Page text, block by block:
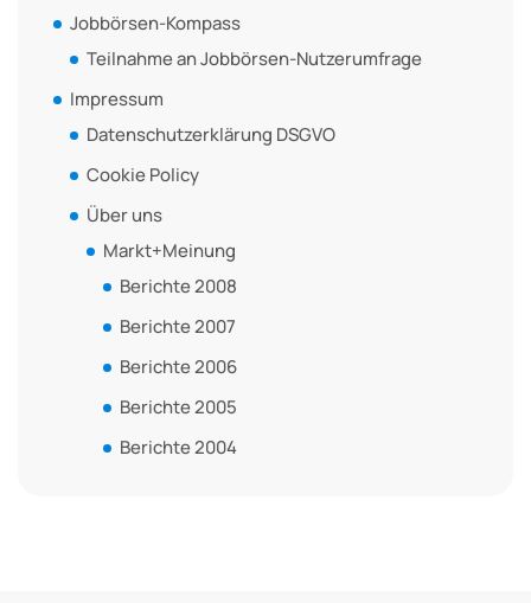
Jobbörsen-Kompass
Teilnahme an Jobbörsen-Nutzerumfrage
Impressum
Datenschutzerklärung DSGVO
Cookie Policy
Über uns
Markt+Meinung
Berichte 2008
Berichte 2007
Berichte 2006
Berichte 2005
Berichte 2004